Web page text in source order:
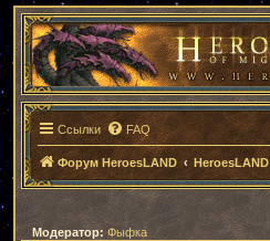
Ссылки FAQ
Форум HeroesLAND HeroesLAND
Модератор: Фыфка